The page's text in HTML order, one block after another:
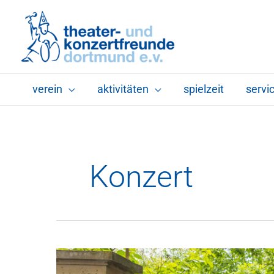
Inhalt
springen
verein aktivitäten spielzeit
Konzert
Das
war